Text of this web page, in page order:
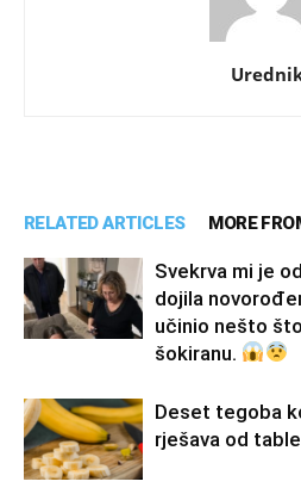
RELATED ARTICLES MORE
Svekrva mi je
dojila
učinio nešto
šokiranu.
Deset tegoba
rješava od